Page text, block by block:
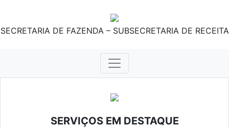
SECRETARIA DE FAZENDA – SUBSECRETARIA DE RECEITA
SERVIÇOS EM DESTAQUE